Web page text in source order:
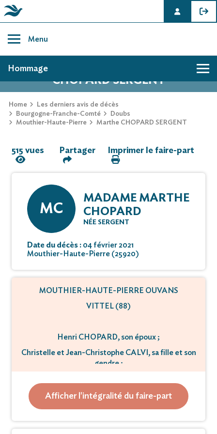
content
Menu
AVIS DE DÉCÈS DE MARTHE
CHOPARD SERGENT
Home
Les derniers avis de décès
Bourgogne-Franche-Comté
Doubs
Mouthier-Haute-Pierre
Marthe CHOPARD SERGENT
Hommage
Faire-part
515 vues Partager Imprimer le faire-part
MC
MADAME MARTHE
CHOPARD
NÉE SERGENT
Date du décès : 04 février 2021
Mouthier-Haute-Pierre (25920)
MOUTHIER-HAUTE-PIERRE OUVANS
VITTEL (88)
Henri CHOPARD, son époux ;
Christelle et Jean-Christophe CALVI, sa fille et son
gendre ;
Lina SERGENT, Gaby GINESTE,
Ses belles-soeurs ;
Afficher l'intégralité du faire-part